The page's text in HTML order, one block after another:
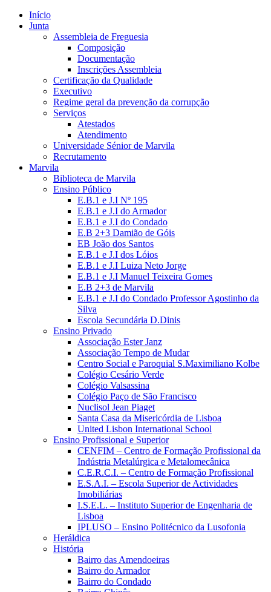
Início
Junta
Assembleia de Freguesia
Composição
Documentação
Inscrições Assembleia
Certificação da Qualidade
Executivo
Regime geral da prevenção da corrupção
Serviços
Atestados
Atendimento
Universidade Sénior de Marvila
Recrutamento
Marvila
Biblioteca de Marvila
Ensino Público
E.B.1 e J.I Nº 195
E.B.1 e J.I do Armador
E.B.1 e J.I do Condado
E.B 2+3 Damião de Góis
EB João dos Santos
E.B.1 e J.I dos Lóios
E.B.1 e J.I Luiza Neto Jorge
E.B.1 e J.I Manuel Teixeira Gomes
E.B 2+3 de Marvila
E.B.1 e J.I do Condado Professor Agostinho da
Silva
Escola Secundária D.Dinis
Ensino Privado
Associação Ester Janz
Associação Tempo de Mudar
Centro Social e Paroquial S.Maximiliano Kolbe
Colégio Cesário Verde
Colégio Valsassina
Colégio Paço de São Francisco
Nuclisol Jean Piaget
Santa Casa da Misericórdia de Lisboa
United Lisbon International School
Ensino Profissional e Superior
CENFIM – Centro de Formação Profissional da
Indústria Metalúrgica e Metalomecânica
C.E.R.C.I. – Centro de Formação Profissional
E.S.A.I. – Escola Superior de Actividades
Imobiliárias
I.S.E.L. – Instituto Superior de Engenharia de
Lisboa
IPLUSO – Ensino Politécnico da Lusofonia
Heráldica
História
Bairro das Amendoeiras
Bairro do Armador
Bairro do Condado